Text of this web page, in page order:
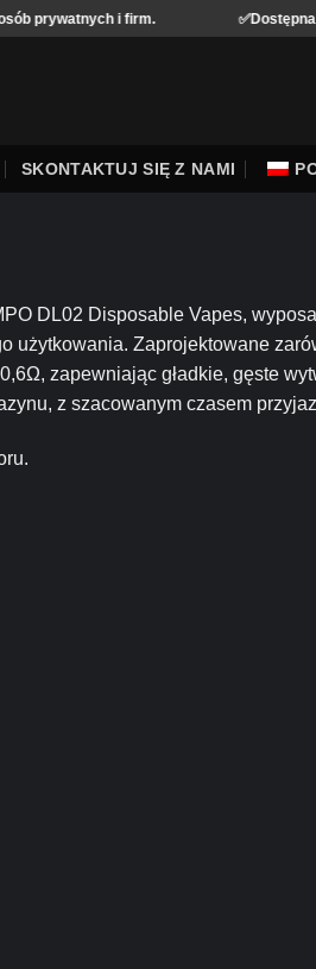
i firm. ✅Dostępna
SKONTAKTUJ SIĘ Z NAMI
DL02 Disposable Vapes,
użytkowania. Zaprojektowane
zapewniając gładkie, gęste
z szacowanym czasem